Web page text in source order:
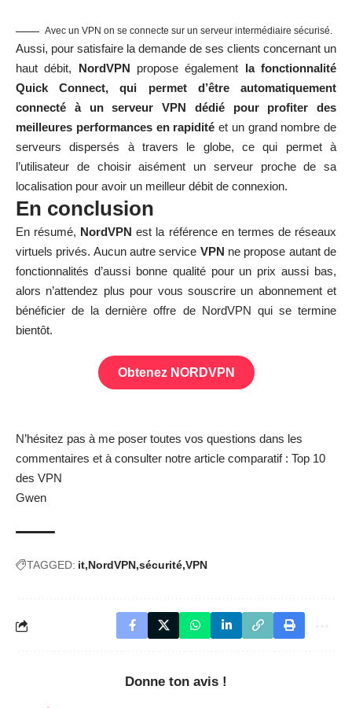
Avec un VPN on se connecte sur un serveur intermédiaire sécurisé.
Aussi, pour satisfaire la demande de ses clients concernant un
haut débit,
NordVPN propose également
la fonctionnalité
Quick Connect, qui permet d’être automatiquement
connecté à un serveur VPN dédié pour profiter des
meilleures performances en rapidité et un grand nombre de
serveurs dispersés à travers le globe, ce qui permet à
l’utilisateur de choisir aisément un serveur proche de sa
localisation pour avoir un meilleur débit de connexion.
En conclusion
En résumé, NordVPN est la référence en termes de réseaux
virtuels privés. Aucun autre service VPN ne propose autant de
fonctionnalités d’aussi bonne qualité pour un prix aussi bas,
alors n’attendez plus pour vous souscrire un abonnement et
bénéficier de la dernière offre de NordVPN qui se termine
bientôt.
Obtenez NORDVPN
N’hésitez pas à me poser toutes vos questions dans les
commentaires et à consulter notre article comparatif : Top 10
des VPN
Gwen
TAGGED: it NordVPN sécurité VPN
Donne ton avis !